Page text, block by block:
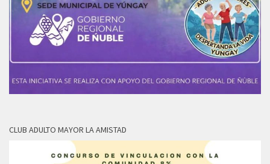
CLUB ADULTO MAYOR LA AMISTAD